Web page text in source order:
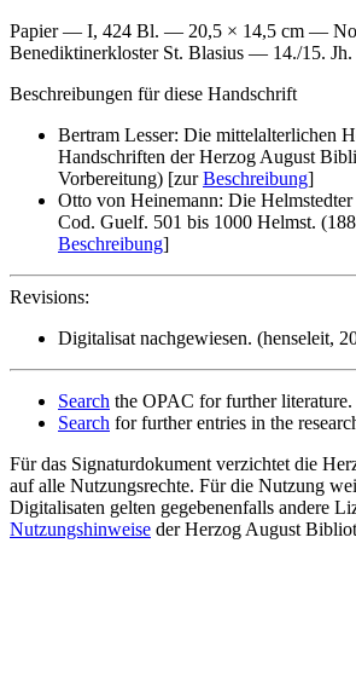
Papier — I, 424 Bl. — 20,5 × 14,5 cm —
Benediktinerkloster St. Blasius — 14./15. Jh.
Beschreibungen für diese Handschrift
Bertram Lesser: Die mittelalterlichen
Handschriften der Herzog August
Vorbereitung) [zurBeschreibung]
Otto von Heinemann: Die
Cod. Guelf. 501 bis 1000 Helmst.
Beschreibung]
Revisions:
Digitalisat nachgewiesen. (henseleit,
Search the OPAC for further literature.
Search for further entries in the
Für das Signaturdokument verzichtet die
auf alle Nutzungsrechte. Für die Nutzung
Digitalisaten gelten gegebenenfalls andere
Nutzungshinweise der Herzog August